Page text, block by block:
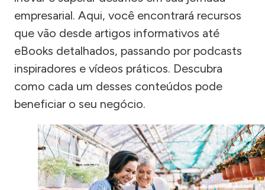
empresarial. Aqui, você encontrará recursos
que vão desde artigos informativos até
eBooks detalhados, passando por podcasts
inspiradores e vídeos práticos. Descubra
como cada um desses conteúdos pode
beneficiar o seu negócio.